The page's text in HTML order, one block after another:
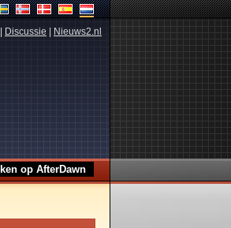
Discussie Nieuws2.nl